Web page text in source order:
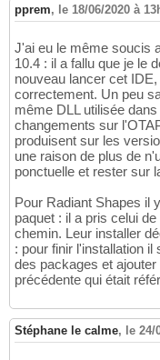
pprem, le 18/06/2020 à
J'ai eu le même soucis
10.4 : il a fallu que je le
nouveau lancer cet
correctement. Un peu
même DLL utilisée
changements sur
produisent sur les
une raison de plus de
ponctuelle et rester sur
Pour Radiant Shapes il
paquet : il a pris celui
chemin. Leur installer
: pour finir l'installation
des packages et
précédente qui était
Stéphane le calme, le 24/